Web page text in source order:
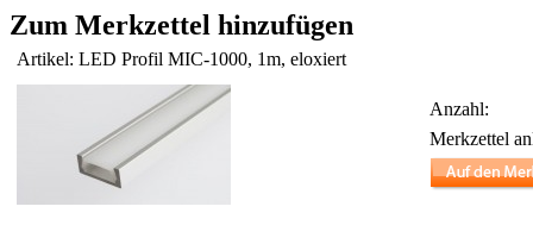
Zum Merkzettel hinzufügen
Artikel: LED Profil MIC-1000, 1m, eloxiert
Anzahl:
Merkzettel